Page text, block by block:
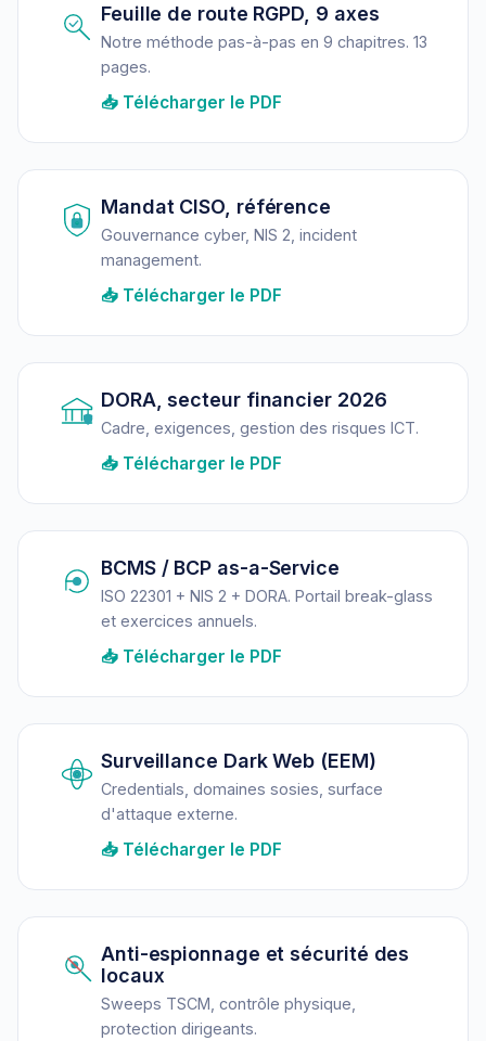
Feuille de route RGPD, 9 axes
Notre méthode pas-à-pas en 9 chapitres. 13
pages.
📥 Télécharger le PDF
Mandat CISO, référence
Gouvernance cyber, NIS 2, incident
management.
📥 Télécharger le PDF
DORA, secteur financier 2026
Cadre, exigences, gestion des risques ICT.
📥 Télécharger le PDF
BCMS / BCP as-a-Service
ISO 22301 + NIS 2 + DORA. Portail break-glass
et exercices annuels.
📥 Télécharger le PDF
Surveillance Dark Web (EEM)
Credentials, domaines sosies, surface
d'attaque externe.
📥 Télécharger le PDF
Anti-espionnage et sécurité des
locaux
Sweeps TSCM, contrôle physique,
protection dirigeants.